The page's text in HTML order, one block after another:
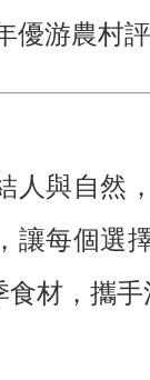
優游農村
人與自然
讓每個選
材，攜